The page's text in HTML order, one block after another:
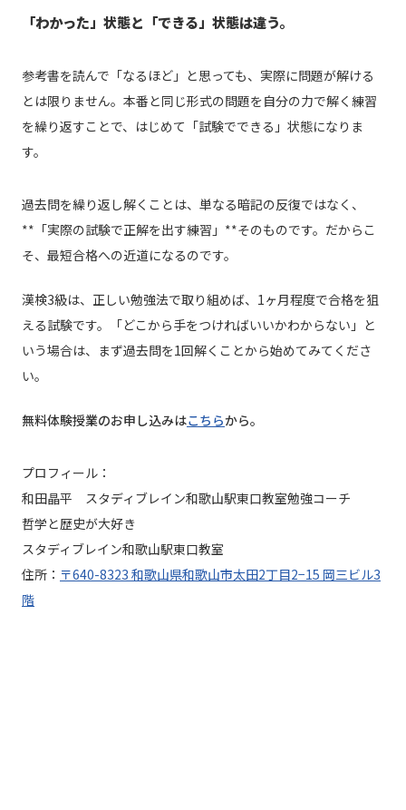
「わかった」状態と「できる」状態は違う。
参考書を読んで「なるほど」と思っても、実際に問題が解ける
とは限りません。本番と同じ形式の問題を自分の力で解く練習
を繰り返すことで、はじめて「試験でできる」状態になりま
す。
過去問を繰り返し解くことは、単なる暗記の反復ではなく、
**「実際の試験で正解を出す練習」**そのものです。だからこ
そ、最短合格への近道になるのです。
漢検3級は、正しい勉強法で取り組めば、1ヶ月程度で合格を狙
える試験です。「どこから手をつければいいかわからない」と
いう場合は、まず過去問を1回解くことから始めてみてくださ
い。
無料体験授業のお申し込みはこちらから。
プロフィール：
和田晶平 スタディブレイン和歌山駅東口教室勉強コーチ
哲学と歴史が大好き
スタディブレイン和歌山駅東口教室
住所： 〒640-8323 和歌山県和歌山市太田2丁目2−15 岡三ビル3
階